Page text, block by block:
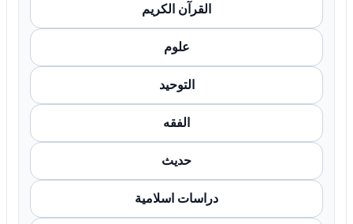
القرآن الكريم
علوم
التوحيد
الفقه
حديث
دراسات اسلامية